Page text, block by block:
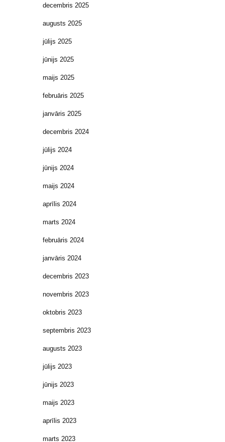
decembris 2025
augusts 2025
jūlijs 2025
jūnijs 2025
maijs 2025
februāris 2025
janvāris 2025
decembris 2024
jūlijs 2024
jūnijs 2024
maijs 2024
aprīlis 2024
marts 2024
februāris 2024
janvāris 2024
decembris 2023
novembris 2023
oktobris 2023
septembris 2023
augusts 2023
jūlijs 2023
jūnijs 2023
maijs 2023
aprīlis 2023
marts 2023